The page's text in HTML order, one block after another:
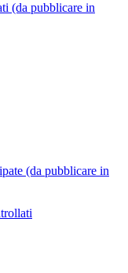
(da pubblicare in
(da pubblicare in